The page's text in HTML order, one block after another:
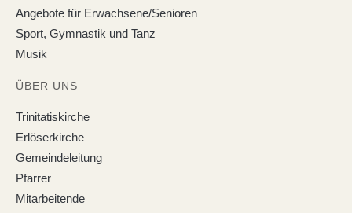
Angebote für Erwachsene/Senioren
Sport, Gymnastik und Tanz
Musik
ÜBER UNS
Trinitatiskirche
Erlöserkirche
Gemeindeleitung
Pfarrer
Mitarbeitende